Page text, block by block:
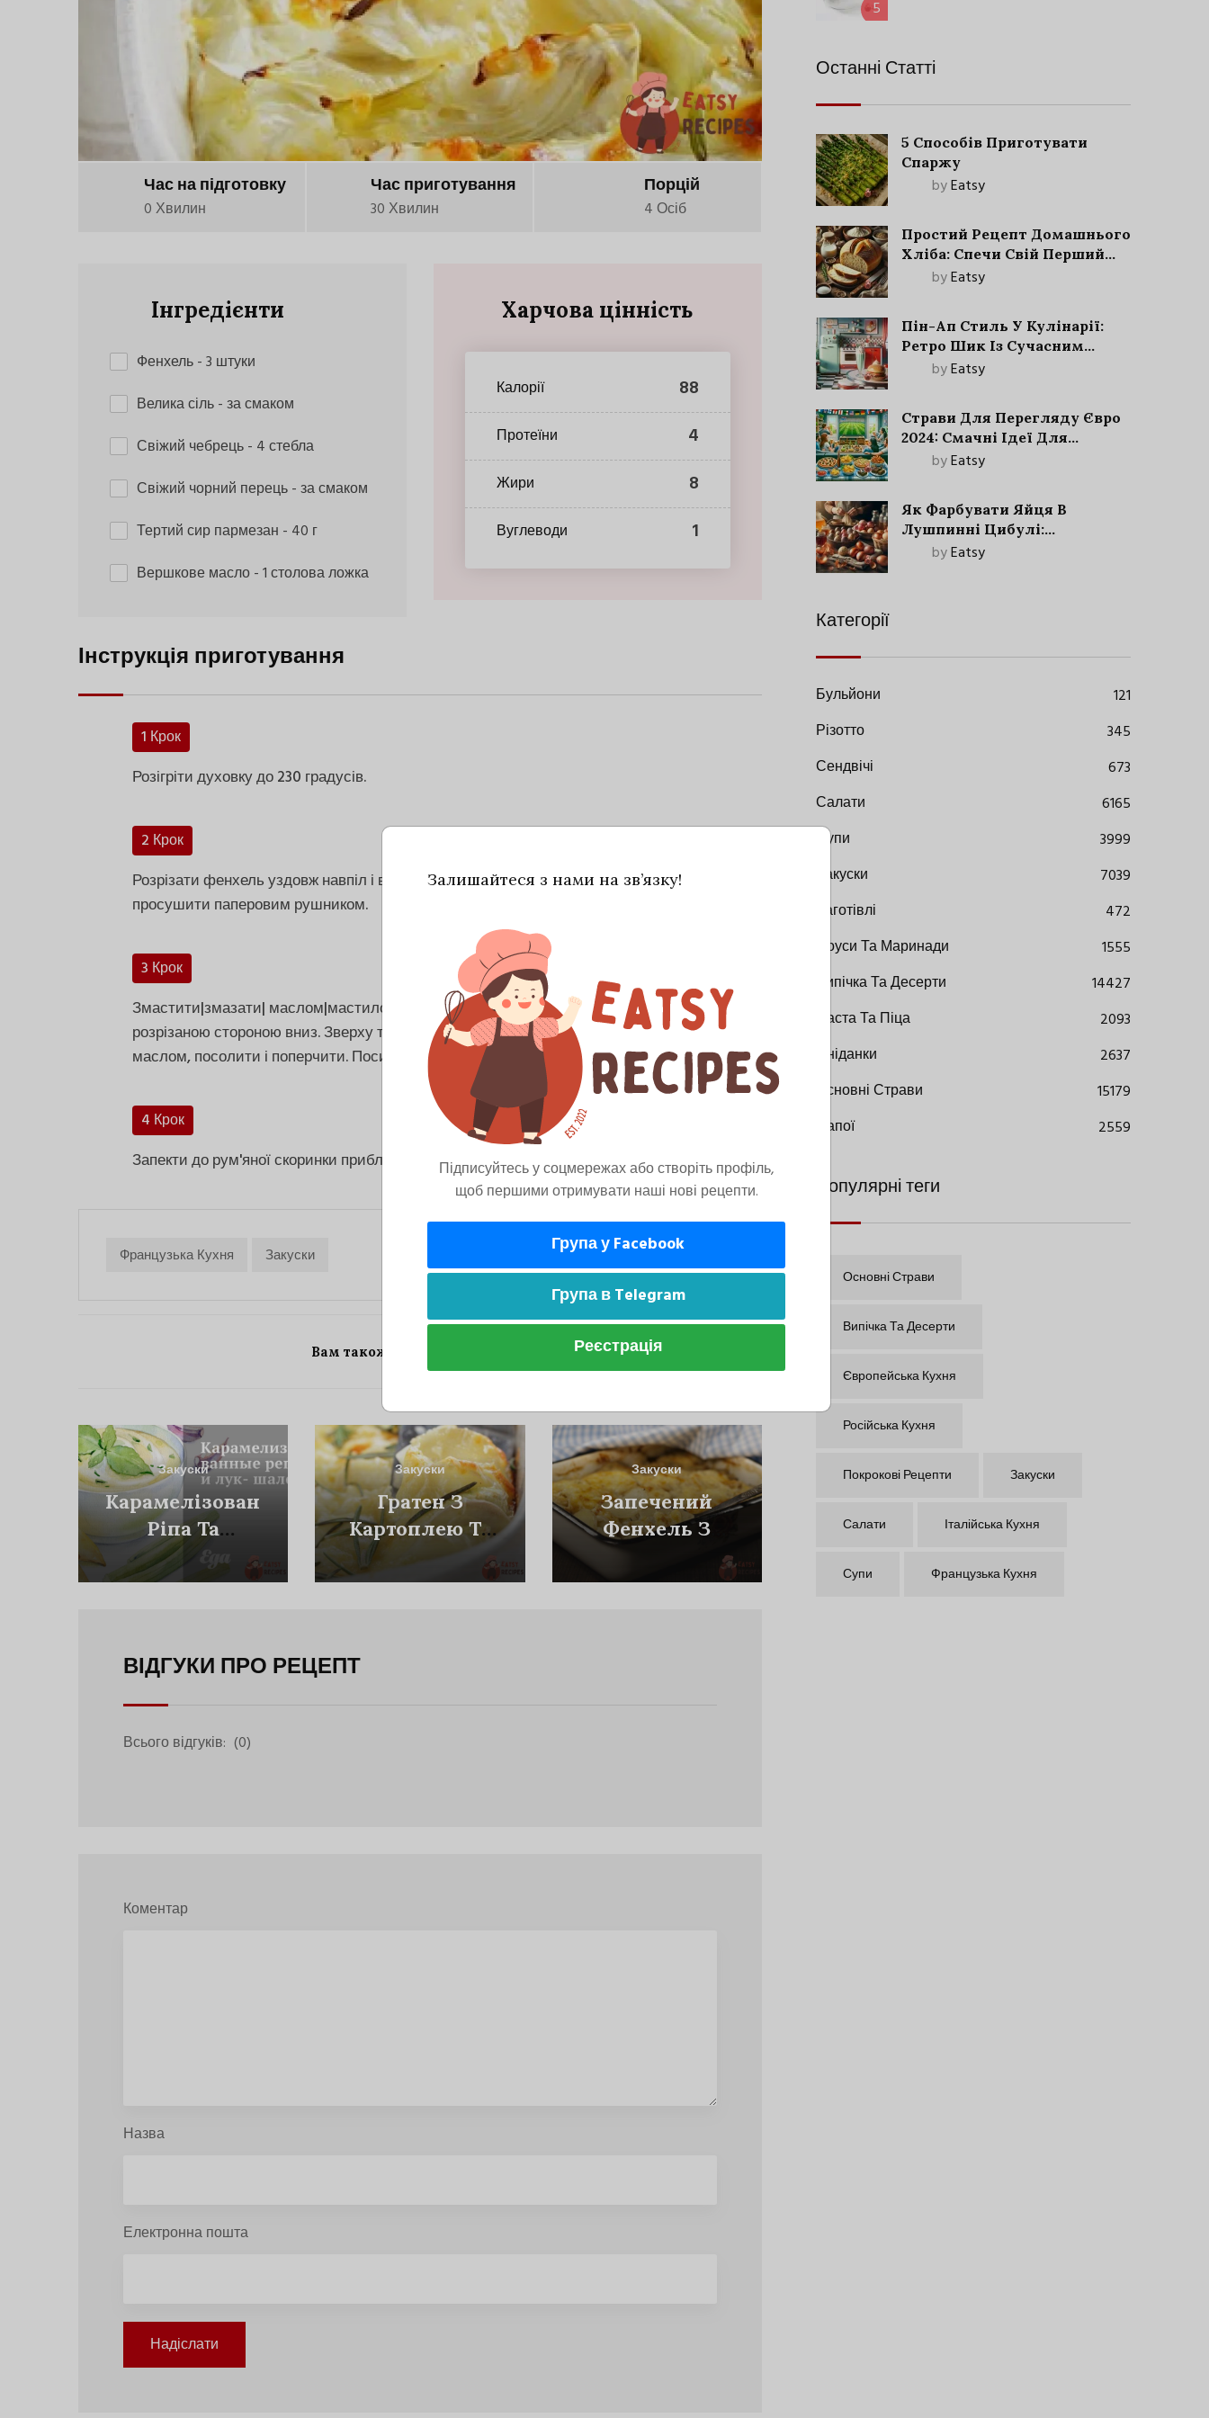
Час на підготовку
0 Хвилин
Час приготування
30 Хвилин
Порцій
4 Осіб
Інгредієнти
Фенхель- 3 штуки
Велика сіль- за смаком
Свіжий чебрець- 4 стебла
Свіжий чорний перець- за смаком
Тертий сир пармезан - 40 г
Вершкове масло- 1 столова ложка
Харчова цінність
Калорії 88
Протеїни 4
Жири 8
Вуглеводи 1
Інструкція приготування
1 Крок
Розігріти духовку до 230 градусів.
2 Крок
Розрізати фенхель уздовж навпіл і відварити до м'якості 15 хвилин. Злити та
просушити паперовим рушником.
3 Крок
Змастити|змазати| маслом|мастилом| деко і викладіть половинки фенхелю,
розрізаною стороною вниз. Зверху також змастити розм'якшеним вершковим
маслом, посолити і поперчити. Посипати пармезаном і дрібно нарізаним чебрецем.
4 Крок
Запекти до рум'яної скоринки приблизно 20 хвилин|мінути|.
Французька Кухня Закуски
Вам також може сподобатися
Закуски
Карамелізовані
Ріпа Та
Цибуля-
Шалот
Закуски
Гратен З
Картоплею Та
Ріпою
Закуски
Запечений
Фенхель З
Картоплею Та
Сиром
ВІДГУКИ ПРО РЕЦЕПТ
Всього відгуків: (0)
Коментар
Назва
Електронна пошта
Надіслати
5
Останні Статті
5 Способів Приготувати
Спаржу
byEatsy
Простий Рецепт Домашнього
Хліба: Спечи Свій Перший
Запашний Хліб!
byEatsy
Пін-Ап Стиль У Кулінарії:
Ретро Шик Із Сучасним
Акцентом
byEatsy
Страви Для Перегляду Євро
2024: Смачні Ідеї Для
Футбольного Свята
byEatsy
Як Фарбувати Яйця В
Лушпинні Цибулі:
Старовинний Метод З
byEatsy
Категорії
Бульйони
121
Різотто
345
Сендвічі
673
Салати
6165
Супи
3999
Закуски
7039
Заготівлі
472
Соуси Та Маринади
1555
Випічка Та Десерти
14427
Паста Та Піца
2093
Сніданки
2637
Основні Страви
15179
Напої
2559
Популярні теги
Основні Страви
Випічка Та Десерти
Європейська Кухня
Російська Кухня
Покрокові Рецепти Закуски
Салати Італійська Кухня
Супи Французька Кухня
Залишайтеся з нами на зв’язку!
Підписуйтесь у соцмережах або створіть профіль,
щоб першими отримувати наші нові рецепти.
Група у Facebook
Група в Telegram
Реєстрація